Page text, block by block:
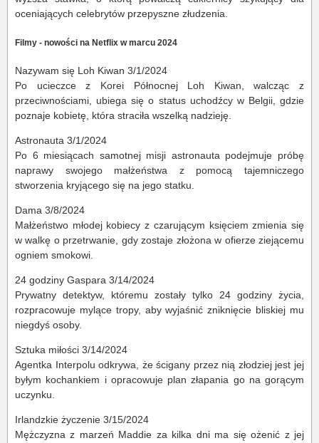
oceniających celebrytów przepyszne złudzenia.
Filmy - nowości na Netflix w marcu 2024
Nazywam się Loh Kiwan 3/1/2024
Po ucieczce z Korei Północnej Loh Kiwan, walcząc z
przeciwnościami, ubiega się o status uchodźcy w Belgii, gdzie
poznaje kobietę, która straciła wszelką nadzieję.
Astronauta 3/1/2024
Po 6 miesiącach samotnej misji astronauta podejmuje próbę
naprawy swojego małżeństwa z pomocą tajemniczego
stworzenia kryjącego się na jego statku.
Dama 3/8/2024
Małżeństwo młodej kobiecy z czarującym księciem zmienia się
w walkę o przetrwanie, gdy zostaje złożona w ofierze ziejącemu
ogniem smokowi.
24 godziny Gaspara 3/14/2024
Prywatny detektyw, któremu zostały tylko 24 godziny życia,
rozpracowuje mylące tropy, aby wyjaśnić zniknięcie bliskiej mu
niegdyś osoby.
Sztuka miłości 3/14/2024
Agentka Interpolu odkrywa, że ścigany przez nią złodziej jest jej
byłym kochankiem i opracowuje plan złapania go na gorącym
uczynku.
Irlandzkie życzenie 3/15/2024
Mężczyzna z marzeń Maddie za kilka dni ma się ożenić z jej